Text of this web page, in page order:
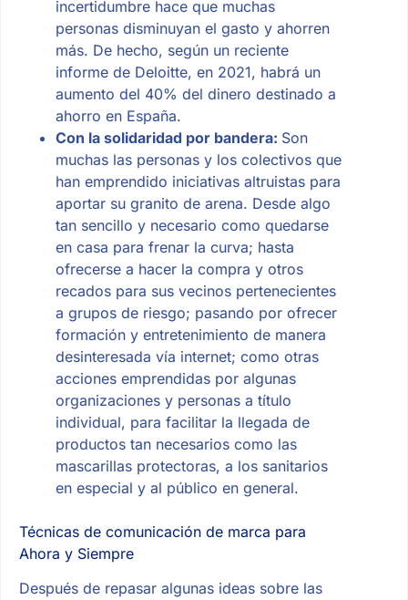
incertidumbre hace que muchas
personas disminuyan el gasto y ahorren
más. De hecho, según un reciente
informe de Deloitte, en 2021, habrá un
aumento del 40% del dinero destinado a
ahorro en España.
Con la solidaridad por bandera: Son
muchas las personas y los colectivos que
han emprendido iniciativas altruistas para
aportar su granito de arena. Desde algo
tan sencillo y necesario como quedarse
en casa para frenar la curva; hasta
ofrecerse a hacer la compra y otros
recados para sus vecinos pertenecientes
a grupos de riesgo; pasando por ofrecer
formación y entretenimiento de manera
desinteresada vía internet; como otras
acciones emprendidas por algunas
organizaciones y personas a título
individual, para facilitar la llegada de
productos tan necesarios como las
mascarillas protectoras, a los sanitarios
en especial y al público en general.
Técnicas de comunicación de marca para
Ahora y Siempre
Después de repasar algunas ideas sobre las